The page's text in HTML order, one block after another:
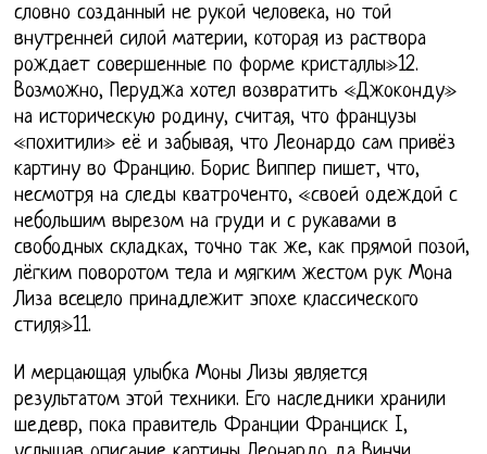
словно созданный не рукой человека, но той
внутренней силой материи, которая из раствора
рождает совершенные по форме кристаллы»12.
Возможно, Перуджа хотел возвратить «Джоконду»
на историческую родину, считая, что французы
«похитили» её и забывая, что Леонардо сам привёз
картину во Францию. Борис Виппер пишет, что,
несмотря на следы кватроченто, «своей одеждой с
небольшим вырезом на груди и с рукавами в
свободных складках, точно так же, как прямой позой,
лёгким поворотом тела и мягким жестом рук Мона
Лиза всецело принадлежит эпохе классического
стиля»11.
И мерцающая улыбка Моны Лизы является
результатом этой техники. Его наследники хранили
шедевр, пока правитель Франции Франциск I,